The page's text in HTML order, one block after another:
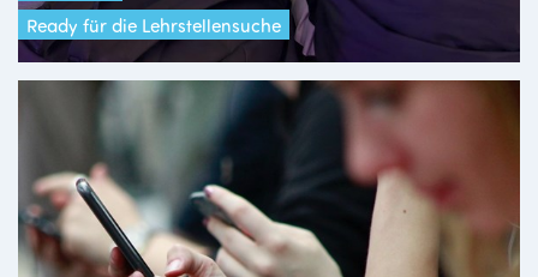
Ready für die Lehrstellensuche